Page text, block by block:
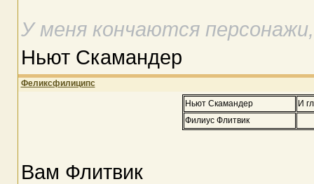
У меня кончаются
Ньют Скамандер
Феликсфилиципс
Ньют Скамандер
И
Филиус Флитвик
Вам Флитвик